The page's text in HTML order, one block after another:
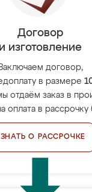
Договор
и изготовление
договор,
в размере
отдаём заказ в
оплата в рассрочку
О РАССРОЧКЕ